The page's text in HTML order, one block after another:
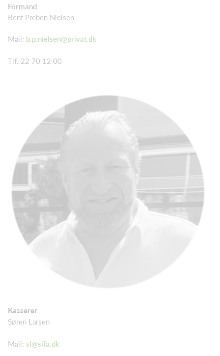
Formand
Bent Preben Nielsen
Mail: b.p.nielsen@privat.dk
Tlf. 22 70 12 00
Kasserer
Søren Larsen
Mail: sl@sifa.dk